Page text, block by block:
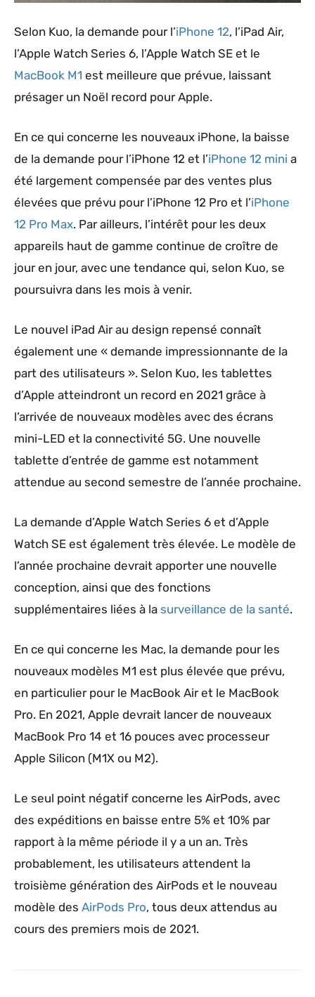
Selon Kuo, la demande pour l’iPhone 12, l’iPad Air,
l’Apple Watch Series 6, l’Apple Watch SE et le
MacBook M1 est meilleure que prévue, laissant
présager un Noël record pour Apple.
En ce qui concerne les nouveaux iPhone, la baisse
de la demande pour l’iPhone 12 et l’iPhone 12 mini a
été largement compensée par des ventes plus
élevées que prévu pour l’iPhone 12 Pro et l’iPhone
12 Pro Max. Par ailleurs, l’intérêt pour les deux
appareils haut de gamme continue de croître de
jour en jour, avec une tendance qui, selon Kuo, se
poursuivra dans les mois à venir.
Le nouvel iPad Air au design repensé connaît
également une « demande impressionnante de la
part des utilisateurs ». Selon Kuo, les tablettes
d’Apple atteindront un record en 2021 grâce à
l’arrivée de nouveaux modèles avec des écrans
mini-LED et la connectivité 5G. Une nouvelle
tablette d’entrée de gamme est notamment
attendue au second semestre de l’année prochaine.
La demande d’Apple Watch Series 6 et d’Apple
Watch SE est également très élevée. Le modèle de
l’année prochaine devrait apporter une nouvelle
conception, ainsi que des fonctions
supplémentaires liées à la surveillance de la santé.
En ce qui concerne les Mac, la demande pour les
nouveaux modèles M1 est plus élevée que prévu,
en particulier pour le MacBook Air et le MacBook
Pro. En 2021, Apple devrait lancer de nouveaux
MacBook Pro 14 et 16 pouces avec processeur
Apple Silicon (M1X ou M2).
Le seul point négatif concerne les AirPods, avec
des expéditions en baisse entre 5% et 10% par
rapport à la même période il y a un an. Très
probablement, les utilisateurs attendent la
troisième génération des AirPods et le nouveau
modèle des AirPods Pro, tous deux attendus au
cours des premiers mois de 2021.